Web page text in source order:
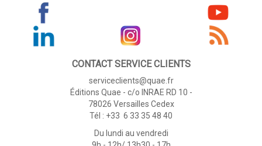
CONTACT SERVICE CLIENTS
serviceclients@quae.fr
Éditions Quae - c/o INRAE RD 10 -
78026 Versailles Cedex
Tél : +33 6 33 35 48 40
Du lundi au vendredi